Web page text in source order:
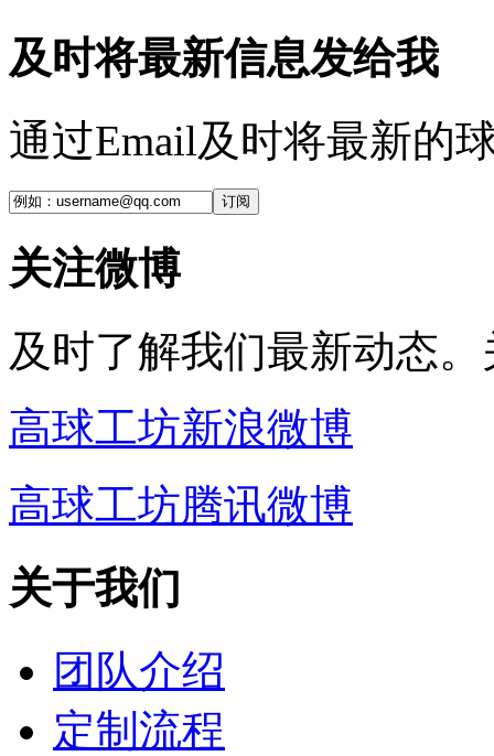
及时将最新信息发给我
通过Email及时将最新的
订阅
关注微博
及时了解我们最新动态
高球工坊新浪微博
高球工坊腾讯微博
关于我们
团队介绍
定制流程